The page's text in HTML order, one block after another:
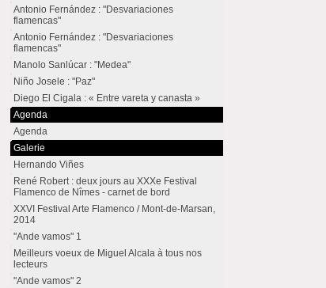
Antonio Fernández : "Desvariaciones
flamencas"
Antonio Fernández : "Desvariaciones
flamencas"
Manolo Sanlúcar : "Medea"
Niño Josele : "Paz"
Diego El Cigala : « Entre vareta y canasta »
Agenda
Agenda
Galerie
Hernando Viñes
René Robert : deux jours au XXXe Festival
Flamenco de Nîmes - carnet de bord
XXVI Festival Arte Flamenco / Mont-de-Marsan,
2014
"Ande vamos" 1
Meilleurs voeux de Miguel Alcala à tous nos
lecteurs
"Ande vamos" 2